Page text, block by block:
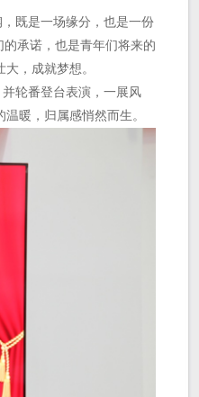
既是一场缘分，也是一份
承诺，也是青年们将来的
，成就梦想。
轮番登台表演，一展风
暖，归属感悄然而生。